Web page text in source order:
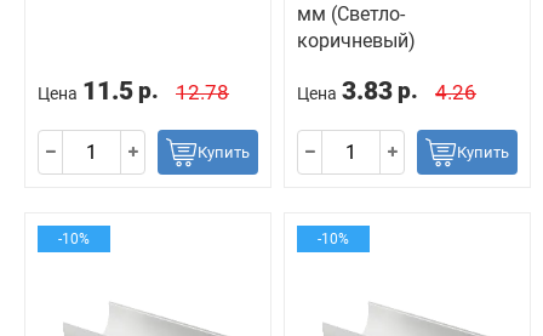
Цена 11.5 р. 12.78
Купить
мм (Светло-
коричневый)
Цена 3.83 р. 4.26
Купить
-10% -10%